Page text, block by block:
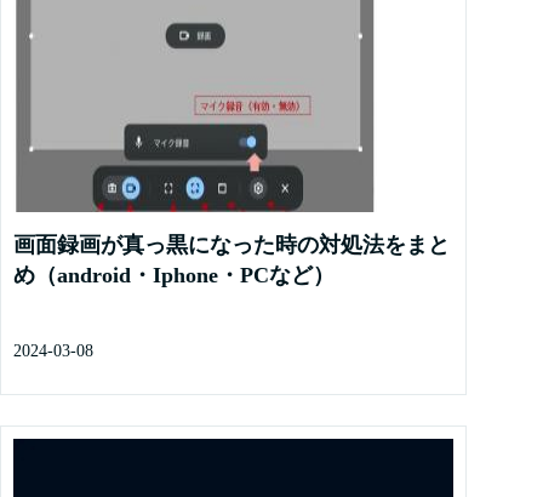
画面録画が真っ黒になった時の対処法をまと
め（android・Iphone・PCなど）
2024-03-08